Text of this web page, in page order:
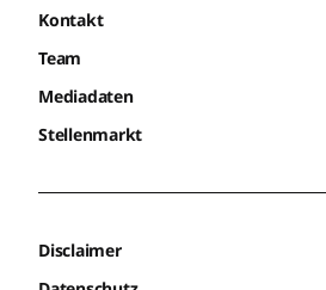
Kontakt
Team
Mediadaten
Stellenmarkt
Disclaimer